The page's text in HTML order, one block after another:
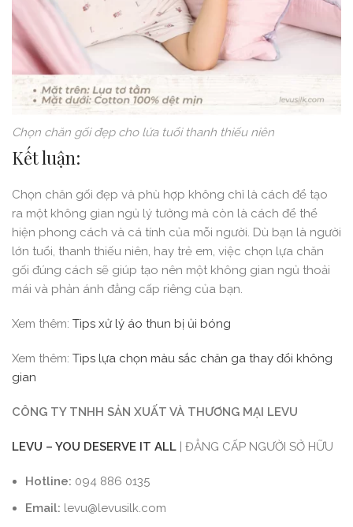
Chọn chăn gối đẹp cho lứa tuổi thanh thiếu niên
Kết luận:
Chọn chăn gối đẹp và phù hợp không chỉ là cách để tạo
ra một không gian ngủ lý tưởng mà còn là cách để thể
hiện phong cách và cá tính của mỗi người. Dù bạn là người
lớn tuổi, thanh thiếu niên, hay trẻ em, việc chọn lựa chăn
gối đúng cách sẽ giúp tạo nên một không gian ngủ thoải
mái và phản ánh đẳng cấp riêng của bạn.
Xem thêm: Tips xử lý áo thun bị ủi bóng
Xem thêm: Tips lựa chọn màu sắc chăn ga thay đổi không
gian
CÔNG TY TNHH SẢN XUẤT VÀ THƯƠNG MẠI LEVU
LEVU – YOU DESERVE IT ALL | ĐẲNG CẤP NGƯỜI SỞ HỮU
Hotline: 094 886 0135
Email: levu@levusilk.com